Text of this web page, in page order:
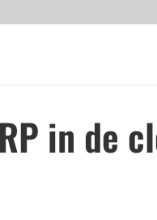
in de